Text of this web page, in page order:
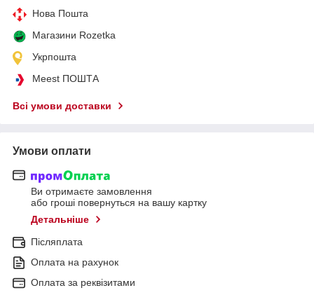
Нова Пошта
Магазини Rozetka
Укрпошта
Meest ПОШТА
Всі умови доставки
Умови оплати
Ви отримаєте замовлення
або гроші повернуться на вашу картку
Детальніше
Післяплата
Оплата на рахунок
Оплата за реквізитами